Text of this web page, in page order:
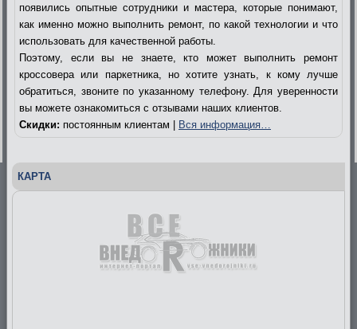
появились опытные сотрудники и мастера, которые понимают,
как именно можно выполнить ремонт, по какой технологии и что
использовать для качественной работы.
Поэтому, если вы не знаете, кто может выполнить ремонт
кроссовера или паркетника, но хотите узнать, к кому лучше
обратиться, звоните по указанному телефону. Для уверенности
вы можете ознакомиться с отзывами наших клиентов.
Скидки: постоянным клиентам | Вся информация…
КАРТА